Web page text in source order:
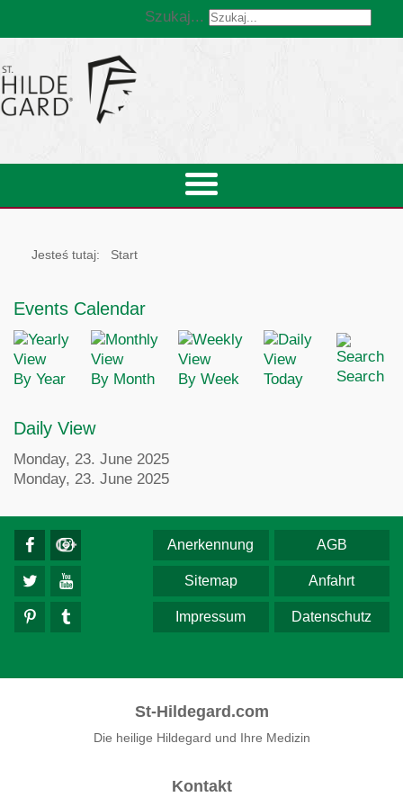
Szukaj...
Jesteś tutaj: Start
Events Calendar
By Year By Month By Week Today Search
Daily View
Monday, 23. June 2025
Monday, 23. June 2025
AGB
Anerkennung
Anfahrt
Sitemap
Datenschutz
Impressum
St-Hildegard.com
Die heilige Hildegard und Ihre Medizin
Kontakt